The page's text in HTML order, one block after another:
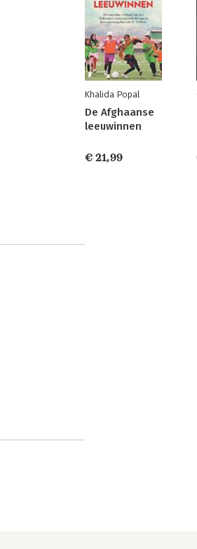
Khalida Popal
De Afghaanse
leeuwinnen
€ 21,99